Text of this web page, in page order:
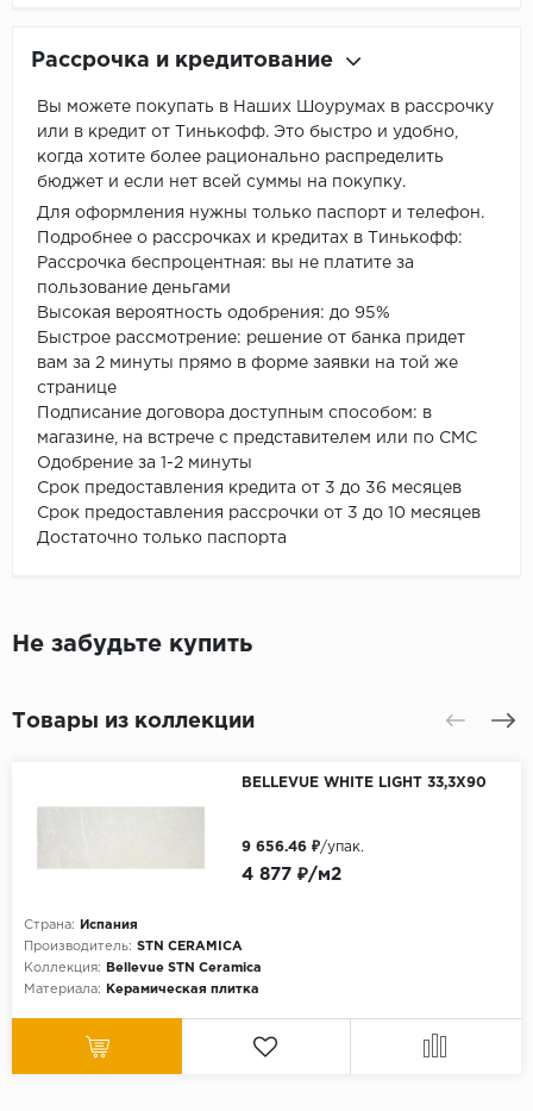
Рассрочка и кредитование
Вы можете покупать в Наших Шоурумах в рассрочку
или в кредит от Тинькофф. Это быстро и удобно,
когда хотите более рационально распределить
бюджет и если нет всей суммы на покупку.
Для оформления нужны только паспорт и телефон.
Подробнее о рассрочках и кредитах в Тинькофф:
Рассрочка беспроцентная: вы не платите за
пользование деньгами
Высокая вероятность одобрения: до 95%
Быстрое рассмотрение: решение от банка придет
вам за 2 минуты прямо в форме заявки на той же
странице
Подписание договора доступным способом: в
магазине, на встрече с представителем или по СМС
Одобрение за 1-2 минуты
Срок предоставления кредита от 3 до 36 месяцев
Срок предоставления рассрочки от 3 до 10 месяцев
Достаточно только паспорта
Не забудьте купить
Товары из коллекции
BELLEVUE WHITE LIGHT 33,3X90
Страна:
Испания
Производитель: STN CERAMICA
Коллекция:
Bellevue STN Ceramica
Материала:
Керамическая плитка
4 877 ₽/м2
9 656.46 ₽/упак.